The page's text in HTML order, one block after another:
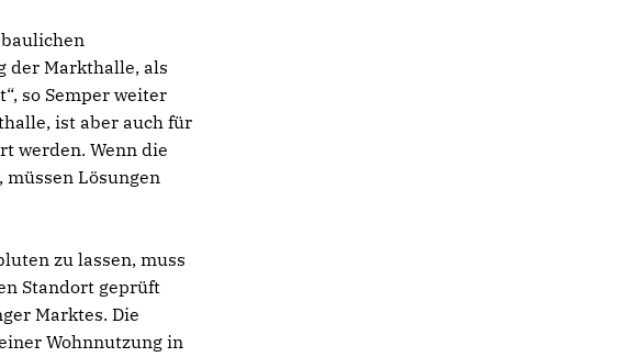
der Markthalle, als
so Semper weiter
ist aber auch für
werden. Wenn die
Lösungen
zu lassen, muss
Standort geprüft
Marktes. Die
Wohnnutzung in